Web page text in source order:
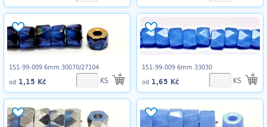
151-99-009 6mm 30070/27104
od 1,15 Kč KS
151-99-009 6mm 33030
od 1,65 Kč KS